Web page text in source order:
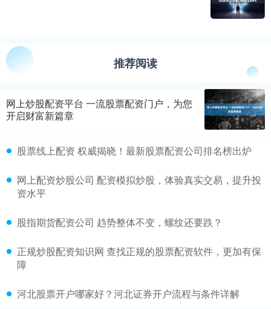
推荐阅读
网上炒股配资平台 一流股票配资门户，为您
开启财富新篇章
股票线上配资 权威揭晓！最新股票配资公司排名榜出炉
网上配资炒股公司 配资模拟炒股，体验真实交易，提升投
资水平
股指期货配资公司 趋势整体不变，螺纹还要跌？
正规炒股配资知识网 查找正规的股票配资软件，更加有保
障
河北股票开户哪家好？河北证券开户流程与条件详解